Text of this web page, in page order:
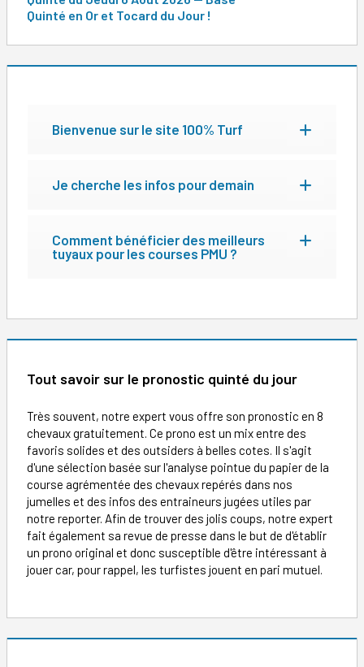
Quinté en Or et Tocard du Jour !
Bienvenue sur le site 100% Turf
Je cherche les infos pour demain
Comment bénéficier des meilleurs
tuyaux pour les courses PMU ?
Tout savoir sur le pronostic quinté du jour
Très souvent, notre expert vous offre son pronostic en 8
chevaux gratuitement. Ce prono est un mix entre des
favoris solides et des outsiders à belles cotes. Il s'agit
d'une sélection basée sur l'analyse pointue du papier de la
course agrémentée des chevaux repérés dans nos
jumelles et des infos des entraineurs jugées utiles par
notre reporter. Afin de trouver des jolis coups, notre expert
fait également sa revue de presse dans le but de d'établir
un prono original et donc susceptible d'être intéressant à
jouer car, pour rappel, les turfistes jouent en pari mutuel.